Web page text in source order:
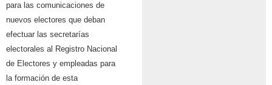
para las comunicaciones de
nuevos electores que deban
efectuar las secretarías
electorales al Registro Nacional
de Electores y empleadas para
la formación de esta